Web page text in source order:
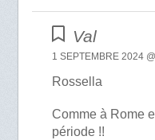
Val
1 SEPTEMBRE 2024
Rossella
Comme à Rome
période !!